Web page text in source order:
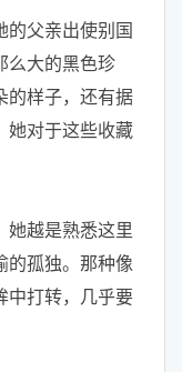
父亲出使别国
大的黑色珍
的样子，还有据
她对于这些收藏
越是熟悉这里
的孤独。那种像
中打转，几乎要